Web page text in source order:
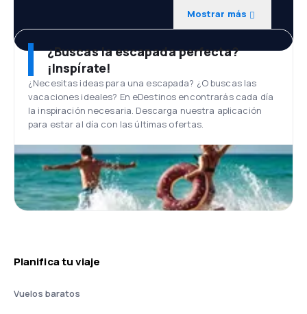
Mostrar más
¿Buscas la escapada perfecta?
¡Inspírate!
¿Necesitas ideas para una escapada? ¿O buscas las
vacaciones ideales? En eDestinos encontrarás cada día
la inspiración necesaria. Descarga nuestra aplicación
para estar al día con las últimas ofertas.
Planifica tu viaje
Vuelos baratos